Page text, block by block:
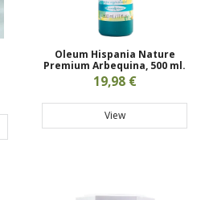
Oleum Hispania Nature
Premium Arbequina, 500 ml.
19,98 €
View